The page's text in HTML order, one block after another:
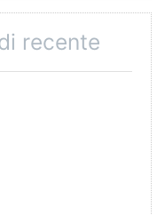
recente